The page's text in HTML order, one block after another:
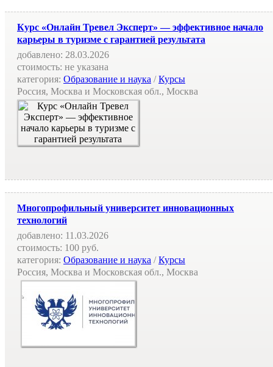
Курс «Онлайн Тревел Эксперт» — эффективное начало
карьеры в туризме с гарантией результата
добавлено: 28.03.2026
стоимость: не указана
категория: Образование и наука /Курсы
Россия, Москва и Московская обл., Москва
Многопрофильный университет инновационных
технологий
добавлено: 11.03.2026
стоимость: 100 руб.
категория: Образование и наука /Курсы
Россия, Москва и Московская обл., Москва